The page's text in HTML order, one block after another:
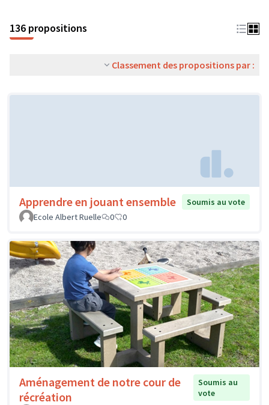
136 propositions
Classement des propositions par :
Apprendre en jouant ensemble
Soumis au vote
Ecole Albert Ruelle
0 0
Aménagement de notre cour de
récréation
Soumis au
vote